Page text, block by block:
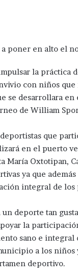
poner en alto el
la práctica
con niños
se desarrollara en
de William
que
en el puerto
María Oxtotipan,
ya que
integral de los
deporte tan
la
sano e integral
a los niños
deportivo.